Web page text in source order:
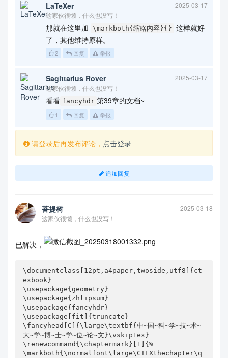
LaTeXer
2025-03-17
这家伙很懒，什么也没写！
那就在这里加 \markboth{缩略内容}{} 这样就好
了，其他维持原样。
2 回复 举报
Sagittarius Rover
2025-03-17
这家伙很懒，什么也没写！
看看 fancyhdr 第39章的文档~
1 回复 举报
请登录后再发布评论， 点击登录
追加回复
菩提树
2025-03-18
这家伙很懒，什么也没写！
已解决，
\documentclass[12pt,a4paper,twoside,utf8]{ct
exbook}
\usepackage{geometry}
\usepackage{zhlipsum}
\usepackage{fancyhdr}
\usepackage[fit]{truncate}
\fancyhead[C]{\large\textbf{中~国~科~学~技~术~
大~学~博~士~学~位~论~文}\vskip1ex}
\renewcommand{\chaptermark}[1]{%
\markboth{\normalfont\large\CTEXthechapter\q